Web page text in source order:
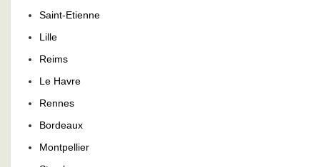
Saint-Etienne
Lille
Reims
Le Havre
Rennes
Bordeaux
Montpellier